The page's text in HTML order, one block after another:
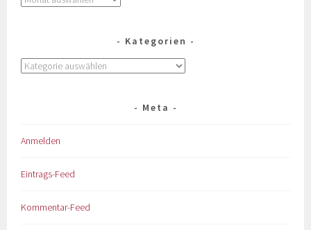
Kategorien
Meta
Anmelden
Eintrags-Feed
Kommentar-Feed